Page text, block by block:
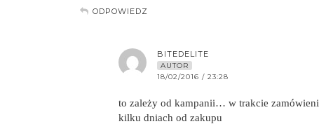
ODPOWIEDZ
BITEDELITE
AUTOR
18/02/2016 / 23:28
to zależy od kampanii… w trakcie
kilku dniach od zakupu